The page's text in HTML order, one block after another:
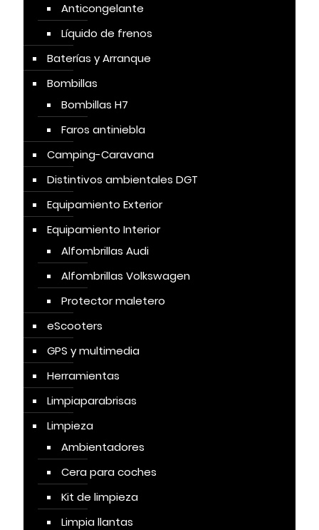
Anticongelante
Líquido de frenos
Baterías y Arranque
Bombillas
Bombillas H7
Faros antiniebla
Camping-Caravana
Distintivos ambientales DGT
Equipamiento Exterior
Equipamiento Interior
Alfombrillas Audi
Alfombrillas Volkswagen
Protector maletero
eScooters
GPS y multimedia
Herramientas
Limpiaparabrisas
Limpieza
Ambientadores
Cera para coches
Kit de limpieza
Limpia llantas